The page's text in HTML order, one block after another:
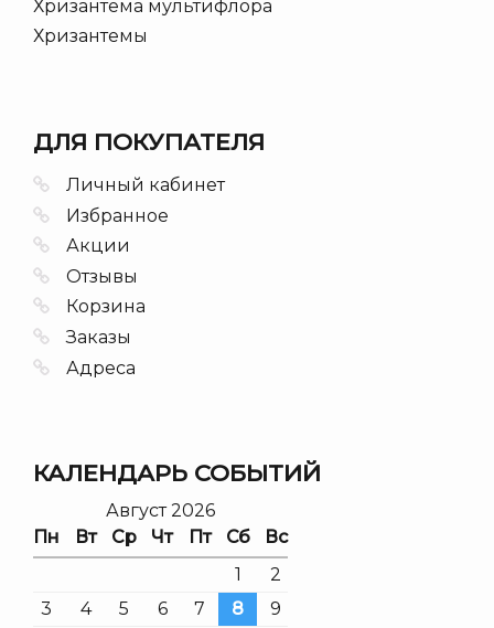
Хризантема мультифлора
Хризантемы
ДЛЯ ПОКУПАТЕЛЯ
Личный кабинет
Избранное
Акции
Отзывы
Корзина
Заказы
Адреса
КАЛЕНДАРЬ СОБЫТИЙ
Август 2026
Пн
Вт Ср Чт Пт Сб
Вс
1
2
3
4 5 6 7 8 9